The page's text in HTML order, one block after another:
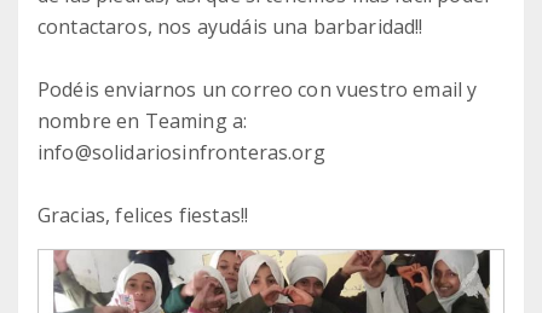
contactaros, nos ayudáis una barbaridad!!
Podéis enviarnos un correo con vuestro email y
nombre en Teaming a:
info@solidariosinfronteras.org
Gracias, felices fiestas!!